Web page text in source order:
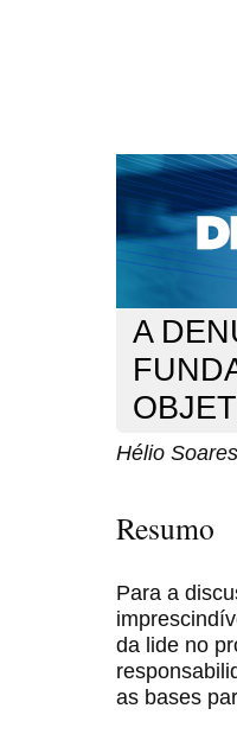
CAPA
NOTÍCIAS
Capa>n. 105
A
Hélio
Resumo
Para a
da lide no
as bases